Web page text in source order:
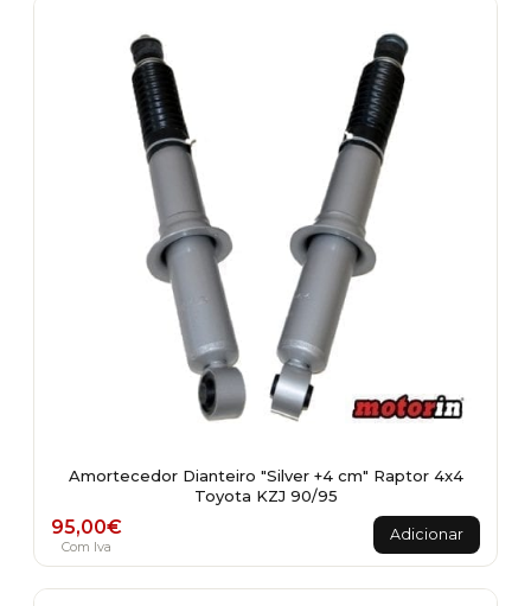
Amortecedor Dianteiro "Silver +4 cm" Raptor 4x4
Toyota KZJ 90/95
95,00€
Com Iva
Adicionar